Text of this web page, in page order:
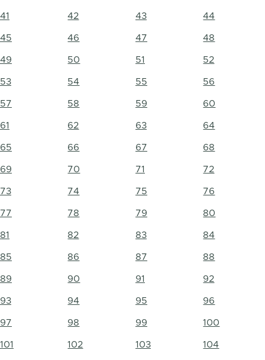
41 42 43 44
45 46 47 48
49 50 51 52
53 54 55 56
57 58 59 60
61 62 63 64
65 66 67 68
69 70 71 72
73 74 75 76
77 78 79 80
81 82 83 84
85 86 87 88
89 90 91 92
93 94 95 96
97 98 99 100
101 102 103 104